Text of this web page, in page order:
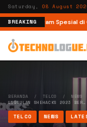
Saturday,08 August
BREAKING
dan Program Spesial di
BERANDA / TELCO /NEWS
UNGGULAN SHEHACKS 2023 BER…
TELCO NEWS